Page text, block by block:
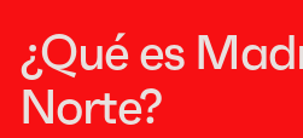
¿Qué es
Norte?